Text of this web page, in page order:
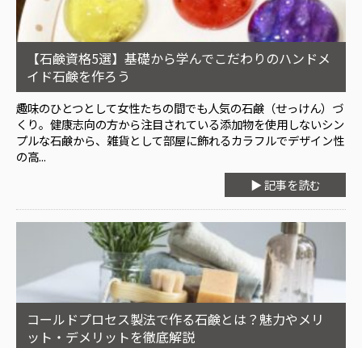
【石鹸資格5選】基礎から学んでこだわりのハンドメ
イド石鹸を作ろう
趣味のひとつとして女性たちの間でも人気の石鹸（せっけん）づ
くり。健康志向の方から注目されている添加物を使用しないシン
プルな石鹸から、雑貨として部屋に飾れるカラフルでデザイン性
の高...
▶ 記事を読む
コールドプロセス製法で作る石鹸とは？魅力やメリ
ット・デメリットを徹底解説